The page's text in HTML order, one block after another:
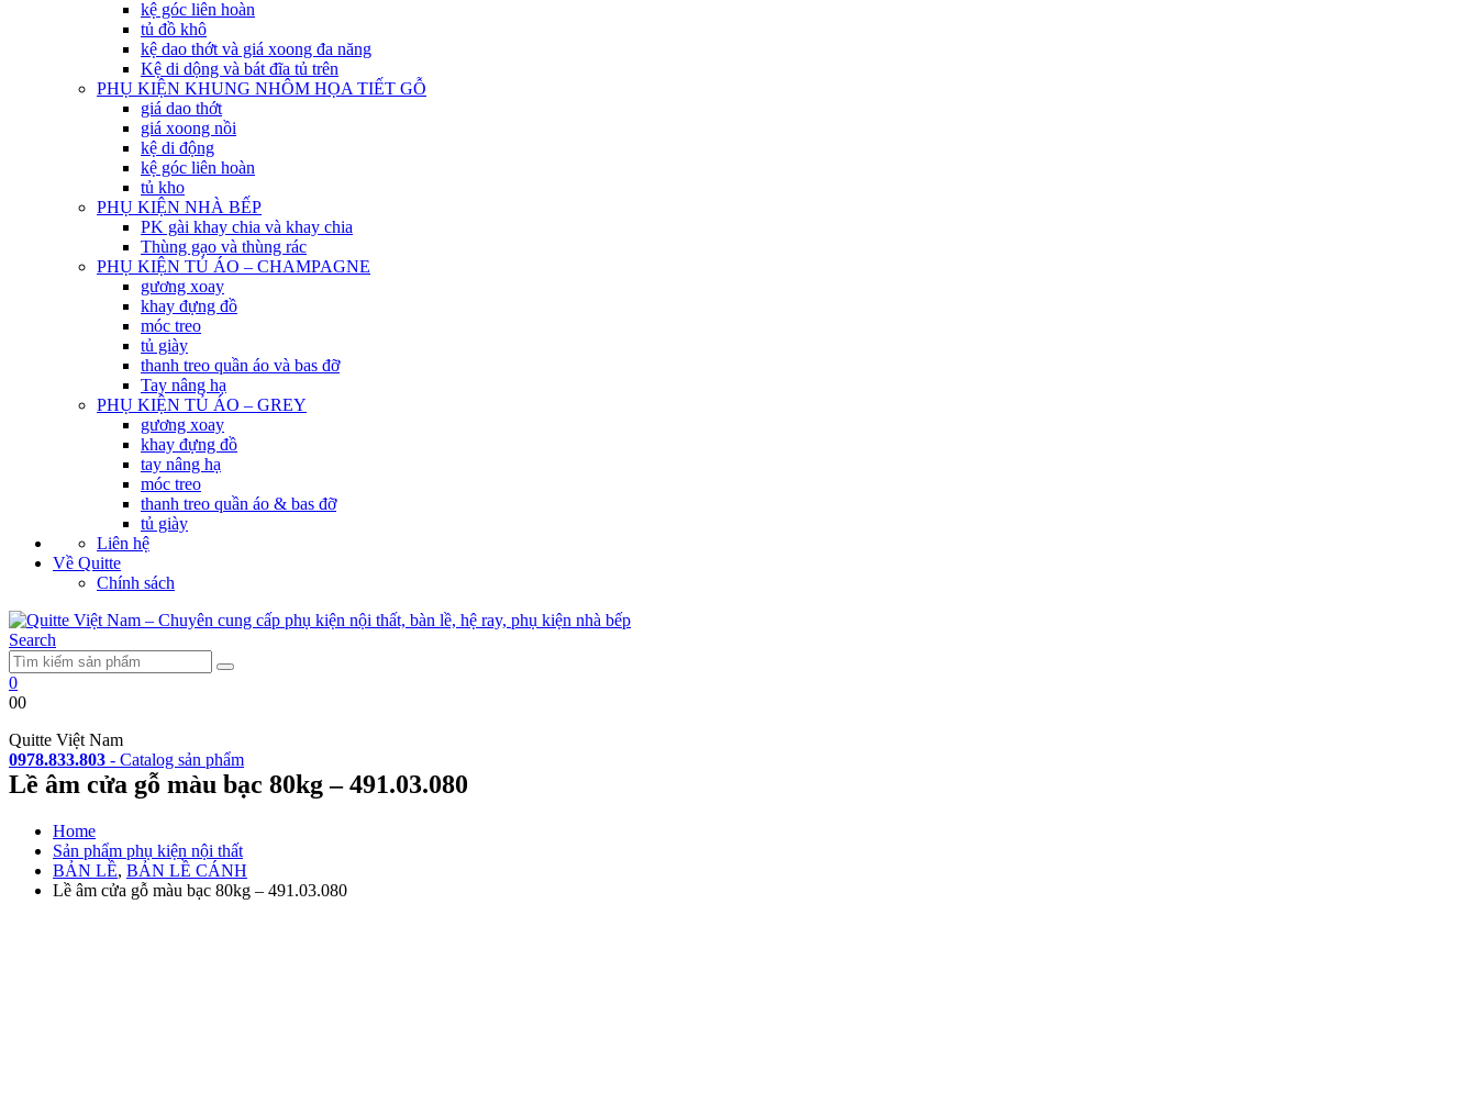
kệ góc liên hoàn
tủ đồ khô
kệ dao thớt và giá xoong đa năng
Kệ di dộng và bát đĩa tủ trên
PHỤ KIỆN KHUNG NHÔM HỌA TIẾT GỖ
giá dao thớt
giá xoong nồi
kệ di động
kệ góc liên hoàn
tủ kho
PHỤ KIỆN NHÀ BẾP
PK gài khay chia và khay chia
Thùng gạo và thùng rác
PHỤ KIỆN TỦ ÁO – CHAMPAGNE
gương xoay
khay đựng đồ
móc treo
tủ giày
thanh treo quần áo và bas đỡ
Tay nâng hạ
PHỤ KIỆN TỦ ÁO – GREY
gương xoay
khay đựng đồ
tay nâng hạ
móc treo
thanh treo quần áo & bas đỡ
tủ giày
Liên hệ
Về Quitte
Chính sách
Search
0
00
Quitte Việt Nam
0978.833.803 - Catalog sản phẩm
Lề âm cửa gỗ màu bạc 80kg – 491.03.080
Home
Sản phẩm phụ kiện nội thất
BẢN LỀ, BẢN LỀ CÁNH
Lề âm cửa gỗ màu bạc 80kg – 491.03.080